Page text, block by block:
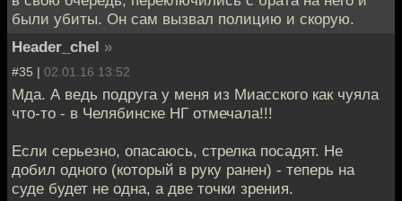
были убиты. Он сам вызвал полицию и скорую.
Header_chel »
#35 | 02.01.16 13:52
Мда. А ведь подруга у меня из Миасского как чуяла
что-то - в Челябинске НГ отмечала!!!
Если серьезно, опасаюсь, стрелка посадят. Не
добил одного (который в руку ранен) - теперь на
суде будет не одна, а две точки зрения.